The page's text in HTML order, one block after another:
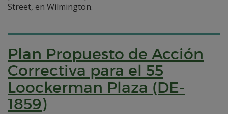
Street, en Wilmington.
Plan Propuesto de Acción
Correctiva para el 55
Loockerman Plaza (DE-
1859)